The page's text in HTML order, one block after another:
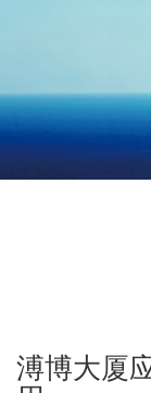
溥博大厦